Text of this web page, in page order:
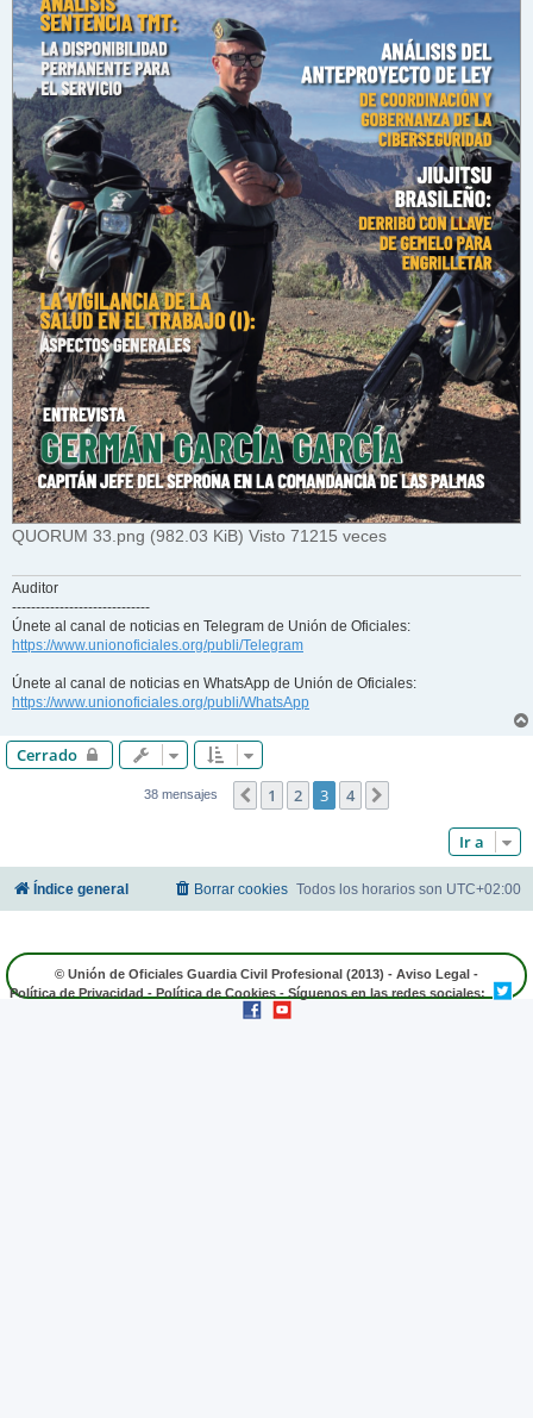
QUORUM 33.png (982.03 KiB) Visto 71215 veces
Auditor
-----------------------------
Únete al canal de noticias en Telegram de Unión de Oficiales:
https://www.unionoficiales.org/publi/Telegram
Únete al canal de noticias en WhatsApp de Unión de Oficiales:
https://www.unionoficiales.org/publi/WhatsApp
Cerrado
38 mensajes Anterior
1 2 3 4
Ir a
Índice general Todos los horarios son UTC+02:00
Borrar cookies
© Unión de Oficiales Guardia Civil Profesional (2013) - Aviso Legal -
Política de Privacidad-Política de Cookies- Síguenos en las redes sociales: